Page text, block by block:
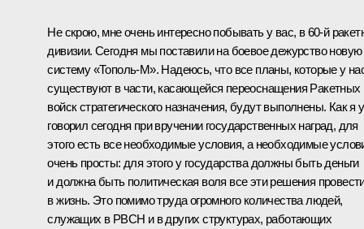
Не скрою, мне очень интересно побывать у вас, в 60-й
дивизии. Сегодня мы поставили на боевое дежурство новую
систему «Тополь-М». Надеюсь, что все планы, которые у
существуют в части, касающейся переоснащения Ракетных
войск стратегического назначения, будут выполнены. Как я
говорил сегодня привручениигосударственных наград, для
этого есть все необходимые условия, а необходимые
очень просты: для этого у государства должны быть деньги
и должна быть политическая воля все эти решения
в жизнь. Это помимо труда огромного количества людей,
служащих в РВСН и в других структурах, работающих